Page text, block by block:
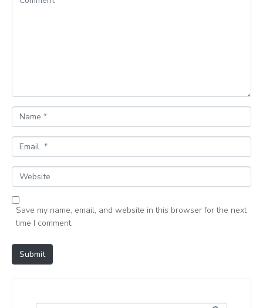
a
m
*
m
a
l
*
W
e
b
Save my name, email, and website in this browser for the next
time I comment.
Submit